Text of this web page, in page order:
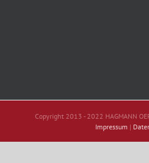
Copyright 2013 - 2022 HAGMANN
Impressum |